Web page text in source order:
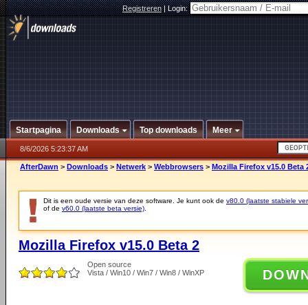
Registreren|Login:
Startpagina Downloads Top downloads Meer
8/6/2026 5:23:37 AM
AfterDawn > Downloads > Netwerk > Webbrowsers > Mozilla Firefox v15.0 Beta
Dit is een oude versie van deze software. Je kunt ook de v80.0 (laatste stabiele
of de v60.0 (laatste beta versie)
Mozilla Firefox v15.0 Beta 2
Open source
Vista / Win10 / Win7 / Win8 / WinXP